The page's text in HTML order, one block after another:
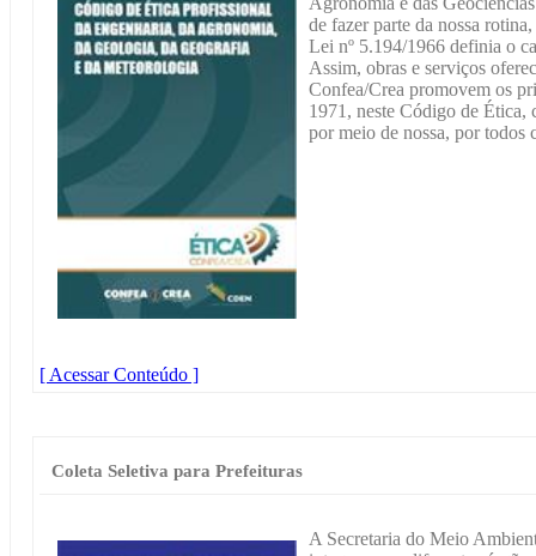
de fazer parte da nossa
Lei nº 5.194/1966 definia o
Assim, obras e serviços
Confea/Crea promovem os
1971, neste Código de Ética,
por meio de nossa, por todos
[ Acessar Conteúdo ]
Coleta Seletiva para Prefeituras
A Secretaria do Meio